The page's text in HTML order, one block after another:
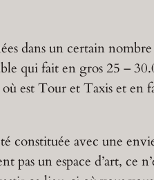
dans un certain nombre
qui fait en gros 25 –
est Tour et Taxis et en
constituée avec une
pas un espace d’art, ce